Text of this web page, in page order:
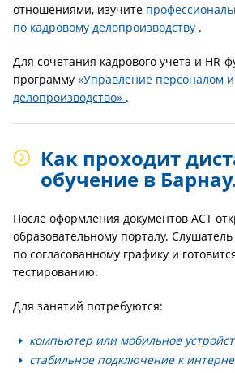
отношениями, изучите
по кадровому делопроизводству .
Для сочетания кадрового учета и HR-
программу «Управление персоналом
делопроизводство» .
Как проходит
обучение в
После оформления документов АСТ
образовательному порталу.
по согласованному графику и
тестированию.
Для занятий потребуются:
компьютер или мобильное
стабильное подключение к